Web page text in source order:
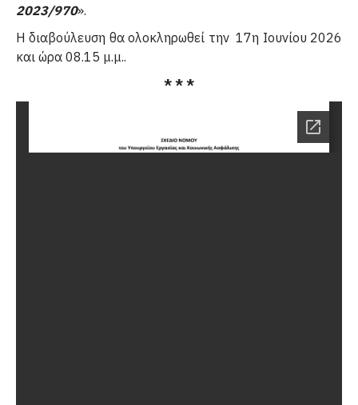
2023/970».
Η διαβούλευση θα ολοκληρωθεί την 17η Ιουνίου 2026
και ώρα 08.15 μ.μ..
* * *